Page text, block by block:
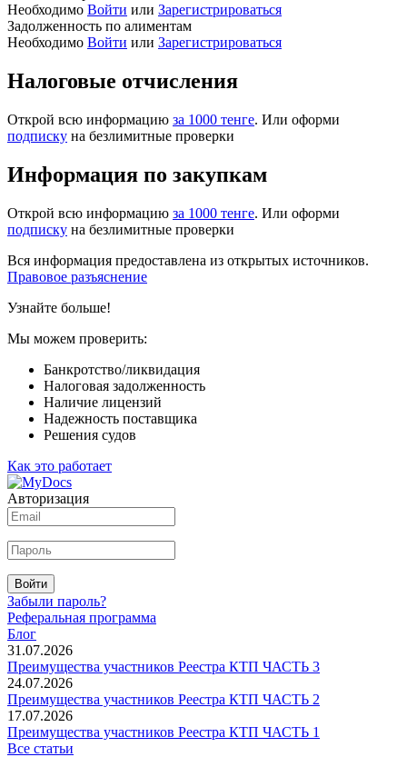
Необходимо Войти или Зарегистрироваться
Задолженность по алиментам
Необходимо Войти или Зарегистрироваться
Налоговые отчисления
Открой всю информацию за 1000 тенге. Или оформи
подписку на безлимитные проверки
Информация по закупкам
Открой всю информацию за 1000 тенге. Или оформи
подписку на безлимитные проверки
Вся информация предоставлена из открытых источников.
Правовое разъяснение
Узнайте больше!
Мы можем проверить:
Банкротство/ликвидация
Налоговая задолженность
Наличие лицензий
Надежность поставщика
Решения судов
Как это работает
Авторизация
Войти
Забыли пароль?
Реферальная программа
Блог
31.07.2026
Преимущества участников Реестра КТП ЧАСТЬ 3
24.07.2026
Преимущества участников Реестра КТП ЧАСТЬ 2
17.07.2026
Преимущества участников Реестра КТП ЧАСТЬ 1
Все статьи